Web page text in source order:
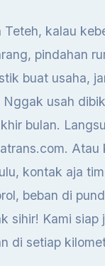
kalau
pindahan
buat usaha,
Nggak usah
bulan.
Atau
kontak aja
beban di
sihir! Kami siap
di setiap